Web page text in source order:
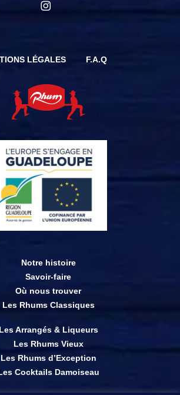
LÉGALES F.A.Q
Notre histoire
Savoir-faire
Où nous trouver
Les Rhums Classiques
Les Arrangés & Liqueurs
Les Rhums Vieux
Les Rhums d’Exception
Cocktails Damoiseau